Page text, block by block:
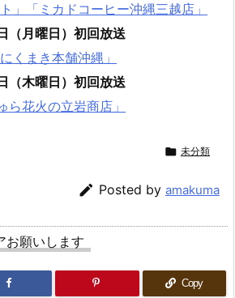
」「ミカドコーヒー沖縄三越店」
（月曜日）初回放送
くまき本舗沖縄」
（木曜日）初回放送
ら花火の立岩商店」
 未分類
 Posted by amakuma
お願いします
Copy